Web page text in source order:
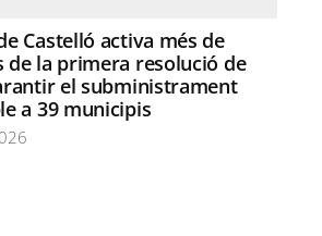
Castelló activa més de
de la primera resolució de
el subministrament
a 39 municipis